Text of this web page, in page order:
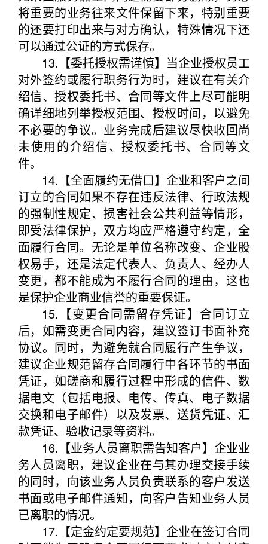
将重要的业务往来文件保留下来，特别重要
的还要打印出来与对方确认，特殊情况下还
可以通过公证的方式保存。
13.【委托授权需谨慎】当企业授权员工
对外签约或履行职务行为时，建议在有关介
绍信、授权委托书、合同等文件上尽可能明
确详细地列举授权范围、授权时间，以避免
不必要的争议。业务完成后建议尽快收回尚
未使用的介绍信、授权委托书、合同等文
件。
14.【全面履约无借口】企业和客户之间
订立的合同如果不存在违反法律、行政法规
的强制性规定、损害社会公共利益等情形，
即受法律保护，双方均应严格遵守约定，全
面履行合同。无论是单位名称改变、企业股
权易手，还是法定代表人、负责人、经办人
变更，都不能成为不履行合同的理由，这也
是保护企业商业信誉的重要保证。
15.【变更合同需留存凭证】合同订立
后，如需变更合同内容，建议签订书面补充
协议。同时，为避免就合同履行产生争议，
建议企业规范留存合同履行中各环节的书面
凭证，如磋商和履行过程中形成的信件、数
据电文（包括电报、电传、传真、电子数据
交换和电子邮件）以及发票、送货凭证、汇
款凭证、验收记录等资料。
16.【业务人员离职需告知客户】企业业
务人员离职，建议企业在与其办理交接手续
的同时，向该业务人员负责联系的客户发送
书面或电子邮件通知，向客户告知业务人员
已离职的情况。
17.【定金约定要规范】企业在签订合同